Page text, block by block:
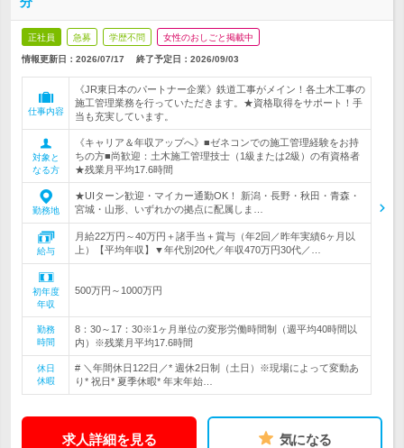
正社員 急募 学歴不問 女性のおしごと掲載中
情報更新日：2026/07/17 終了予定日： 2026/09/03
仕事内容
《JR東日本のパートナー企業》鉄道工事がメイン！各土木工事の
施工管理業務を行っていただきます。★資格取得をサポート！手
当も充実しています。
対象と
なる方
《キャリア＆年収アップへ》■ゼネコンでの施工管理経験をお持
ちの方■尚歓迎：土木施工管理技士（1級または2級）の有資格者
★残業月平均17.6時間
勤務地
★UIターン歓迎・マイカー通勤OK！ 新潟・長野・秋田・青森・
宮城・山形、いずれかの拠点に配属しま…
給与
月給22万円～40万円＋諸手当＋賞与（年2回／昨年実績6ヶ月以
上）【平均年収】▼年代別20代／年収470万円30代／…
初年度
年収
500万円～1000万円
勤務
時間
8：30～17：30※1ヶ月単位の変形労働時間制（週平均40時間以
内）※残業月平均17.6時間
休日
休暇
# ＼年間休日122日／* 週休2日制（土日）※現場によって変動あ
り* 祝日* 夏季休暇* 年末年始…
求人詳細を見る 気になる